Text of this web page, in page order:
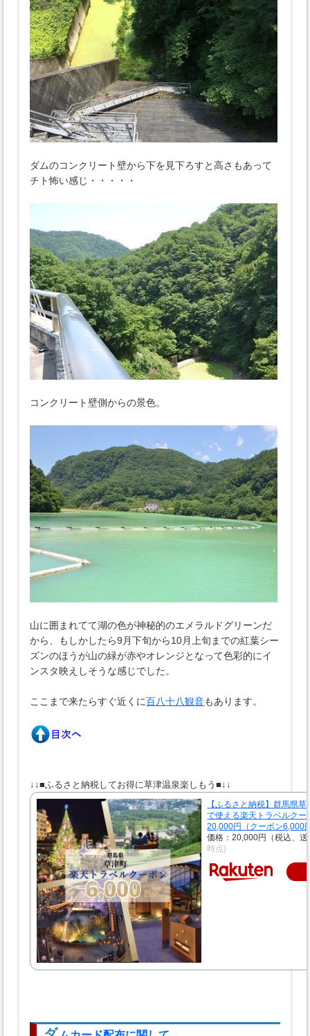
ダムのコンクリート壁から下を見下ろすと高さもあって
チト怖い感じ・・・・・
コンクリート壁側からの景色。
山に囲まれてて湖の色が神秘的のエメラルドグリーンだ
から、もしかしたら9月下旬から10月上旬までの紅葉シー
ズンのほうが山の緑が赤やオレンジとなって色彩的にイ
ンスタ映えしそうな感じでした。
ここまで来たらすぐ近くに百八十八観音もあります。
↓↓■ふるさと納税してお得に草津温泉楽しもう■↓↓
【ふるさと納税】群馬県
で使える楽天トラベルクー
20,000円（クーポン6,000
価格：20,000円（税込、送
時点)